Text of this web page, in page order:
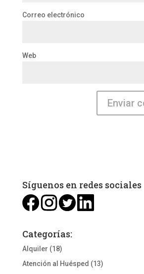
Correo electrónico
Web
Síguenos en redes sociales
Categorías:
Alquiler (18)
Atención al Huésped (13)